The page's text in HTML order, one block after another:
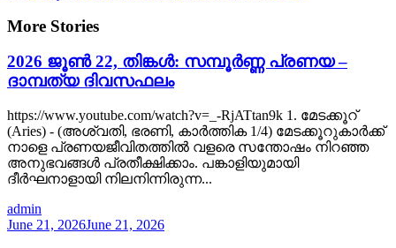
More Stories
2026 ജൂൺ 22, തിങ്കൾ: സമ്പൂർണ്ണ പ്രണയ –
ദാമ്പത്യ ദിവസഫലം
https://www.youtube.com/watch?v=_-RjATtan9k 1. മേടക്കൂറ്
(Aries) - (അശ്വതി, ഭരണി, കാർത്തിക 1/4) മേടക്കൂറുകാർക്ക്
നാളെ പ്രണയജീവിതത്തിൽ വളരെ സന്തോഷം നിറഞ്ഞ
അനുഭവങ്ങൾ പ്രതീക്ഷിക്കാം. പങ്കാളിയുമായി
ദീർഘനാളായി നിലനിന്നിരുന്ന...
admin
June 21, 2026June 21, 2026